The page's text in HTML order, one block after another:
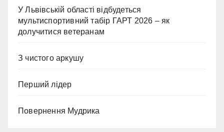
У Львівській області відбудеться
мультиспортивний табір ГАРТ 2026 – як
долучитися ветеранам
З чистого аркушу
Перший лідер
Повернення Мудрика